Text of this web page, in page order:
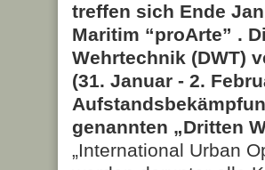
treffen sich Ende
Maritim “proArte” .
Wehrtechnik (DWT)
(31. Januar - 2.
genannten „Dritten
„International Urban